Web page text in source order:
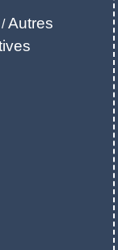
/Autres